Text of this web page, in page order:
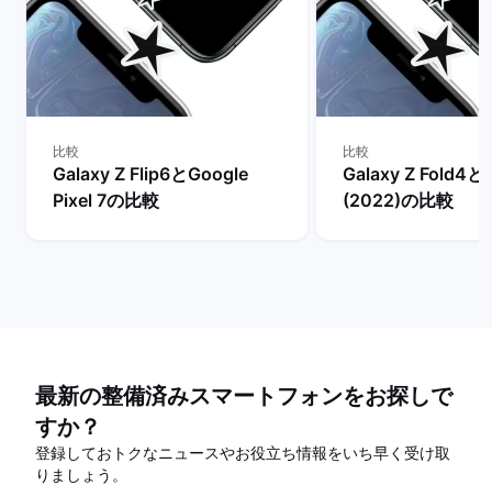
比較
Galaxy Z Flip6とGoogle
Pixel 7の比較
比較
Galaxy Z Fold4と
(2022)の比較
最新の整備済みスマートフォンをお探しで
すか？
登録しておトクなニュースやお役立ち情報をいち早く受け取
りましょう。